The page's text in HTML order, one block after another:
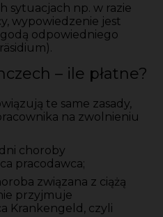
sytuacjach np. w razie
wypowiedzenie jest
odpowiedniego
– ile płatne?
te same zasady,
na zwolnieniu
choroby
pracodawca;
związana z ciążą
przyjmuje
Krankengeld, czyli